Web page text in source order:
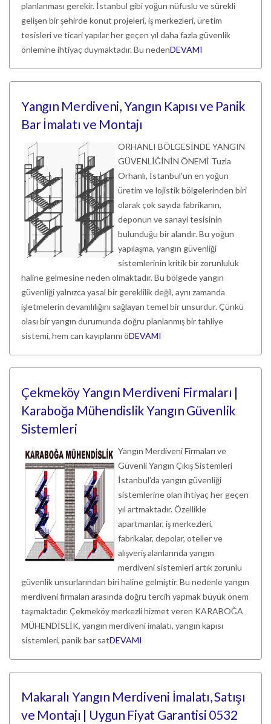
planlanması gerekir. İstanbul gibi yoğun nüfuslu ve sürekli
gelişen bir şehirde konut projeleri, iş merkezleri, üretim
tesisleri ve ticari yapılar her geçen yıl daha fazla güvenlik
önlemine ihtiyaç duymaktadır. Bu nedenDEVAMI
Yangın Merdiveni, Yangın Kapısı ve Panik
Bar İmalatı ve Montajı
ORHANLI BÖLGESİNDE YANGIN
GÜVENLİĞİNİN ÖNEMİ Tuzla
Orhanlı, İstanbul’un en yoğun
üretim ve lojistik bölgelerinden biri
olarak çok sayıda fabrikanın,
deponun ve sanayi tesisinin
bulunduğu bir alandır. Bu yoğun
yapılaşma, yangın güvenliği
sistemlerinin kritik bir zorunluluk
haline gelmesine neden olmaktadır. Bu bölgede yangın
güvenliği yalnızca yasal bir gereklilik değil, aynı zamanda
işletmelerin devamlılığını sağlayan temel bir unsurdur. Çünkü
olası bir yangın durumunda doğru planlanmış bir tahliye
sistemi, hem can kayıplarını öDEVAMI
Çekmeköy Yangın Merdiveni Firmaları |
Karaboğa Mühendislik Yangın Güvenlik
Sistemleri
Yangın Merdiveni Firmaları ve
Güvenli Yangın Çıkış Sistemleri
İstanbul’da yangın güvenliği
sistemlerine olan ihtiyaç her geçen
yıl artmaktadır. Özellikle
apartmanlar, iş merkezleri,
fabrikalar, depolar, oteller ve
alışveriş alanlarında yangın
merdiveni sistemleri artık zorunlu
güvenlik unsurlarından biri haline gelmiştir. Bu nedenle yangın
merdiveni firmaları arasında doğru tercih yapmak büyük önem
taşımaktadır. Çekmeköy merkezli hizmet veren KARABOĞA
MÜHENDİSLİK, yangın merdiveni imalatı, yangın kapısı
sistemleri, panik bar satDEVAMI
Makaralı Yangın Merdiveni İmalatı, Satışı
ve Montajı | Uygun Fiyat Garantisi 0532